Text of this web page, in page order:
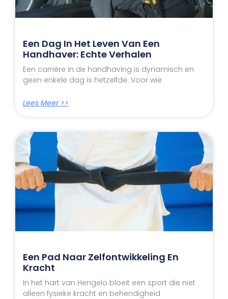
Een Dag In Het Leven Van Een
Handhaver: Echte Verhalen
Een carrière in de handhaving is dynamisch en
geen enkele dag is hetzelfde. Voor wie
Lees Meer >>
Een Pad Naar Zelfontwikkeling En
Kracht
In het hart van Hengelo bloeit een sport die niet
alleen fysieke kracht en behendigheid